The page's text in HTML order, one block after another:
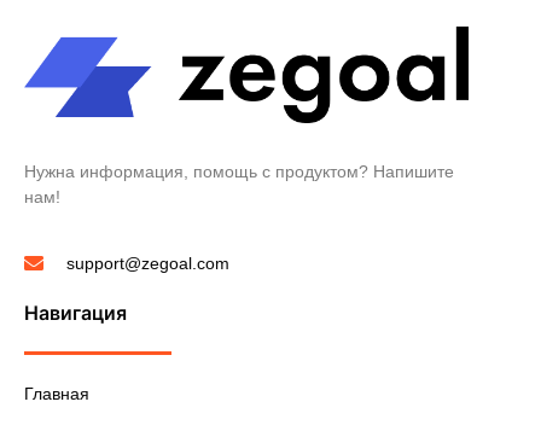
Нужна информация, помощь с продуктом? Напишите
нам!
support@zegoal.com
Навигация
Главная